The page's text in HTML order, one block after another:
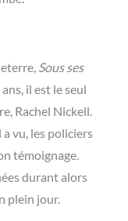
Sous ses
il est le seul
Rachel Nickell.
a vu, les policiers
témoignage.
durant alors
plein jour.